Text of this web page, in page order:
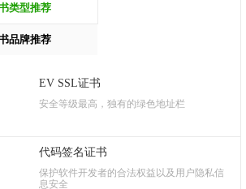
类型推荐
品牌推荐
EV SSL证书
安全等级最高，独有的绿色地址栏
代码签名证书
保护软件开发者的合法权益以及用户隐私信
息安全